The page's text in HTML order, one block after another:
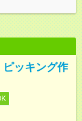
ッキング作